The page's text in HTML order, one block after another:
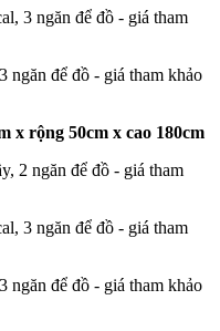
3 ngăn để đồ - giá tham
ngăn để đồ - giá tham khảo
x rộng 50cm x cao 180cm
2 ngăn để đồ - giá tham
3 ngăn để đồ - giá tham
ngăn để đồ - giá tham khảo